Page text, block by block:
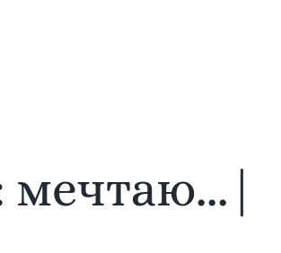
мечтаю... |